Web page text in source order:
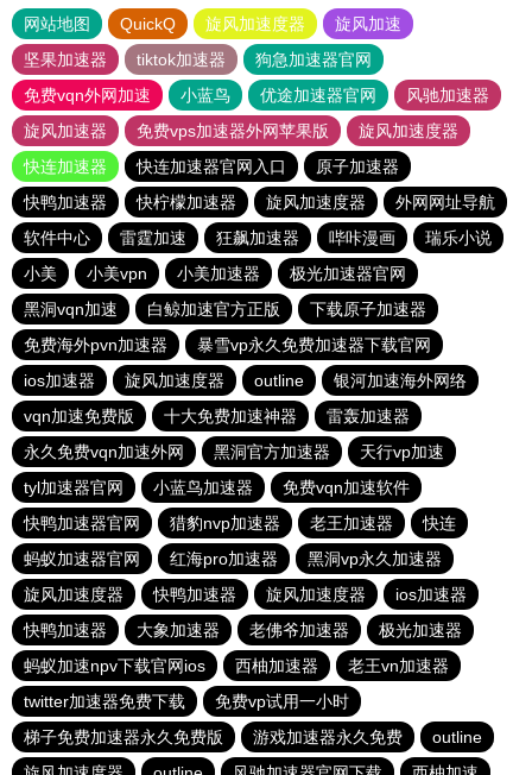
网站地图 QuickQ 旋风加速度器
旋风加速
坚果加速器
tiktok加速器
狗急加速器官网
免费vqn外网加速
小蓝鸟 优途加速器官网
风驰加速器
旋风加速器
免费vps加速器外网苹果版
旋风加速度器
快连加速器
快连加速器官网入口
原子加速器
快鸭加速器
快柠檬加速器 旋风加速度器
外网网址导航
软件中心
雷霆加速 狂飙加速器 哔咔漫画
瑞乐小说
小美
小美vpn 小美加速器
极光加速器官网
黑洞vqn加速
白鲸加速官方正版
下载原子加速器
免费海外pvn加速器
暴雪vp永久免费加速器下载官网
ios加速器
旋风加速度器 outline
银河加速海外网络
vqn加速免费版
十大免费加速神器
雷轰加速器
永久免费vqn加速外网
黑洞官方加速器
天行vp加速
tyl加速器官网
小蓝鸟加速器
免费vqn加速软件
快鸭加速器官网
猎豹nvp加速器 老王加速器
快连
蚂蚁加速器官网
红海pro加速器
黑洞vp永久加速器
旋风加速度器
快鸭加速器 旋风加速度器
ios加速器
快鸭加速器
大象加速器 老佛爷加速器
极光加速器
蚂蚁加速npv下载官网ios
西柚加速器
老王vn加速器
twitter加速器免费下载
免费vp试用一小时
梯子免费加速器永久免费版
游戏加速器永久免费
outline